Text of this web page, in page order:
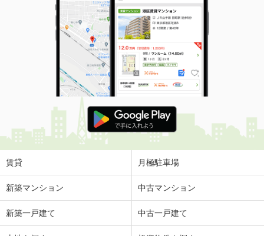
賃貸 月極駐車場
新築マンション 中古マンション
新築一戸建て 中古一戸建て